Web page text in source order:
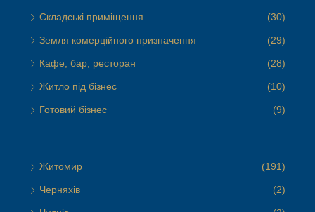
Складські приміщення (30)
Земля комерційного призначення (29)
Кафе, бар, ресторан (28)
Житло під бізнес (10)
Готовий бізнес (9)
Житомир (191)
Черняхів (2)